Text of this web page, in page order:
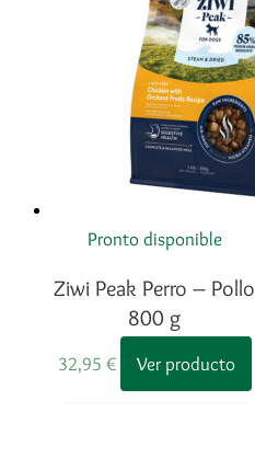
Pronto disponible
Ziwi Peak Perro – Pollo
800 g
32,95 € Ver producto